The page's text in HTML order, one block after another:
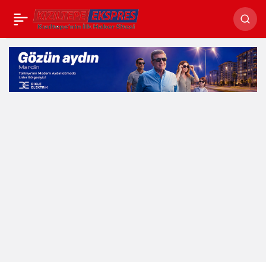
Avrupa’dan uzattığı
yardım eliyle ihtiyaç
sahibi ailenin evini
Paylaş